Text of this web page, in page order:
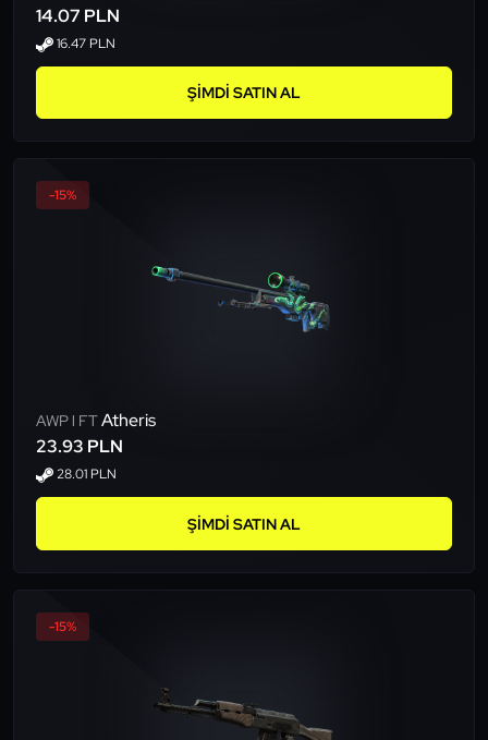
14.07 PLN
16.47 PLN
ŞIMDI SATIN AL
-15%
AWP l FTAtheris
23.93 PLN
28.01 PLN
ŞIMDI SATIN AL
-15%